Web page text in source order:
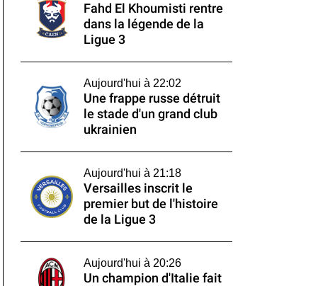
Fahd El Khoumisti rentre
dans la légende de la
Ligue 3
Aujourd'hui à 22:02
Une frappe russe détruit
le stade d'un grand club
ukrainien
Aujourd'hui à 21:18
Versailles inscrit le
premier but de l'histoire
de la Ligue 3
Aujourd'hui à 20:26
Un champion d'Italie fait